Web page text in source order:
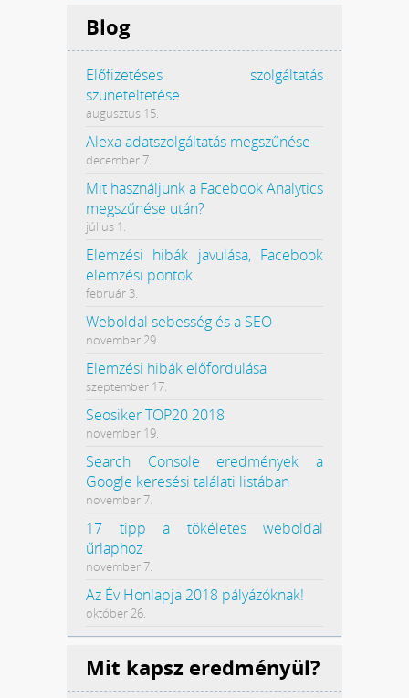
Blog
Előfizetéses szolgáltatás
szüneteltetése
augusztus 15.
Alexa adatszolgáltatás megszűnése
december 7.
Mit használjunk a Facebook Analytics
megszűnése után?
július 1.
Elemzési hibák javulása, Facebook
elemzési pontok
február 3.
Weboldal sebesség és a SEO
november 29.
Elemzési hibák előfordulása
szeptember 17.
Seosiker TOP20 2018
november 19.
Search Console eredmények a
Google keresési találati listában
november 7.
17 tipp a tökéletes weboldal
űrlaphoz
november 7.
Az Év Honlapja 2018 pályázóknak!
október 26.
Mit kapsz eredményül?